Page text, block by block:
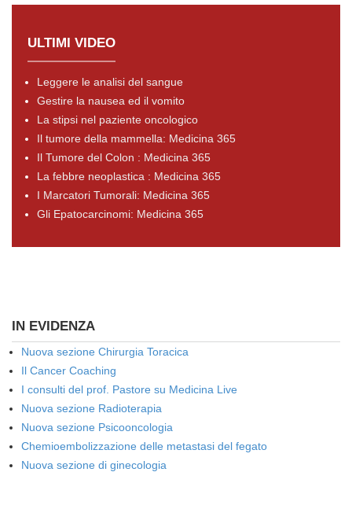
ULTIMI VIDEO
Leggere le analisi del sangue
Gestire la nausea ed il vomito
La stipsi nel paziente oncologico
Il tumore della mammella: Medicina 365
Il Tumore del Colon : Medicina 365
La febbre neoplastica : Medicina 365
I Marcatori Tumorali: Medicina 365
Gli Epatocarcinomi: Medicina 365
IN EVIDENZA
Nuova sezione Chirurgia Toracica
Il Cancer Coaching
I consulti del prof. Pastore su Medicina Live
Nuova sezione Radioterapia
Nuova sezione Psicooncologia
Chemioembolizzazione delle metastasi del fegato
Nuova sezione di ginecologia